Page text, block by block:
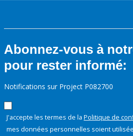
Abonnez-vous à
pour rester informé:
Notifications sur Project P082700
J'accepte les termes de la Politique de
mes données personnelles soient